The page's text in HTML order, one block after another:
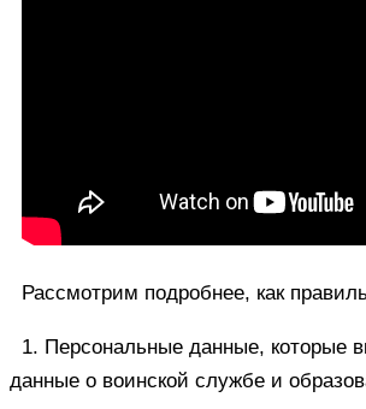
Рассмотрим подробнее, как
1. Персональные данные, которые
данные о воинской службе и